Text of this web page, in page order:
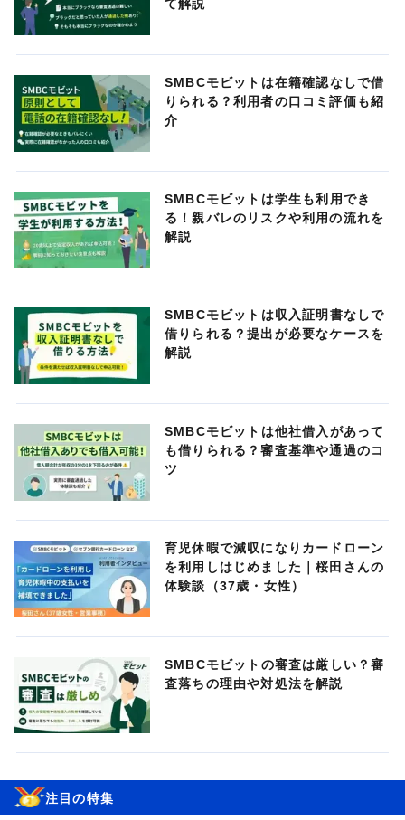
て解説
SMBCモビットは在籍確認なしで借
りられる？利用者の口コミ評価も紹
介
SMBCモビットは学生も利用でき
る！親バレのリスクや利用の流れを
解説
SMBCモビットは収入証明書なしで
借りられる？提出が必要なケースを
解説
SMBCモビットは他社借入があって
も借りられる？審査基準や通過のコ
ツ
育児休暇で減収になりカードローン
を利用しはじめました｜桜田さんの
体験談（37歳・女性）
SMBCモビットの審査は厳しい？審
査落ちの理由や対処法を解説
注目の特集